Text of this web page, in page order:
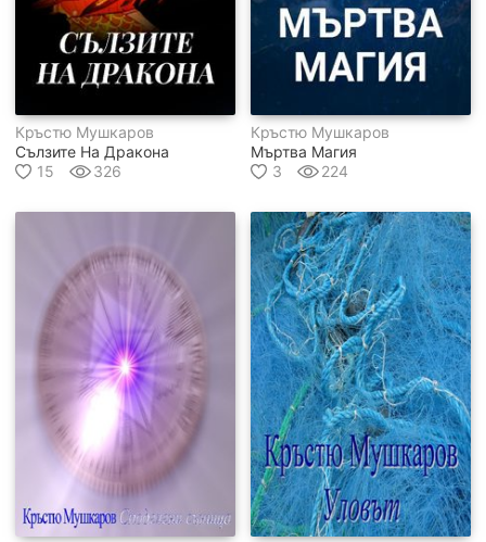
Кръстю Мушкаров
Сълзите На Дракона
15
326
Кръстю Мушкаров
Мъртва Магия
3
224